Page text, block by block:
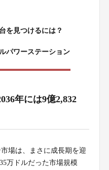
を見つけるには？
パワーステーション
年には9億2,832
場は、まさに成長期を迎
万ドルだった市場規模